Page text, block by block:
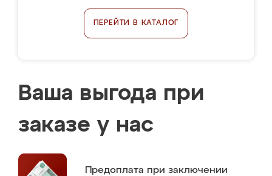
ПЕРЕЙТИ В КАТАЛОГ
Ваша выгода при
заказе у нас
Предоплата при заключении